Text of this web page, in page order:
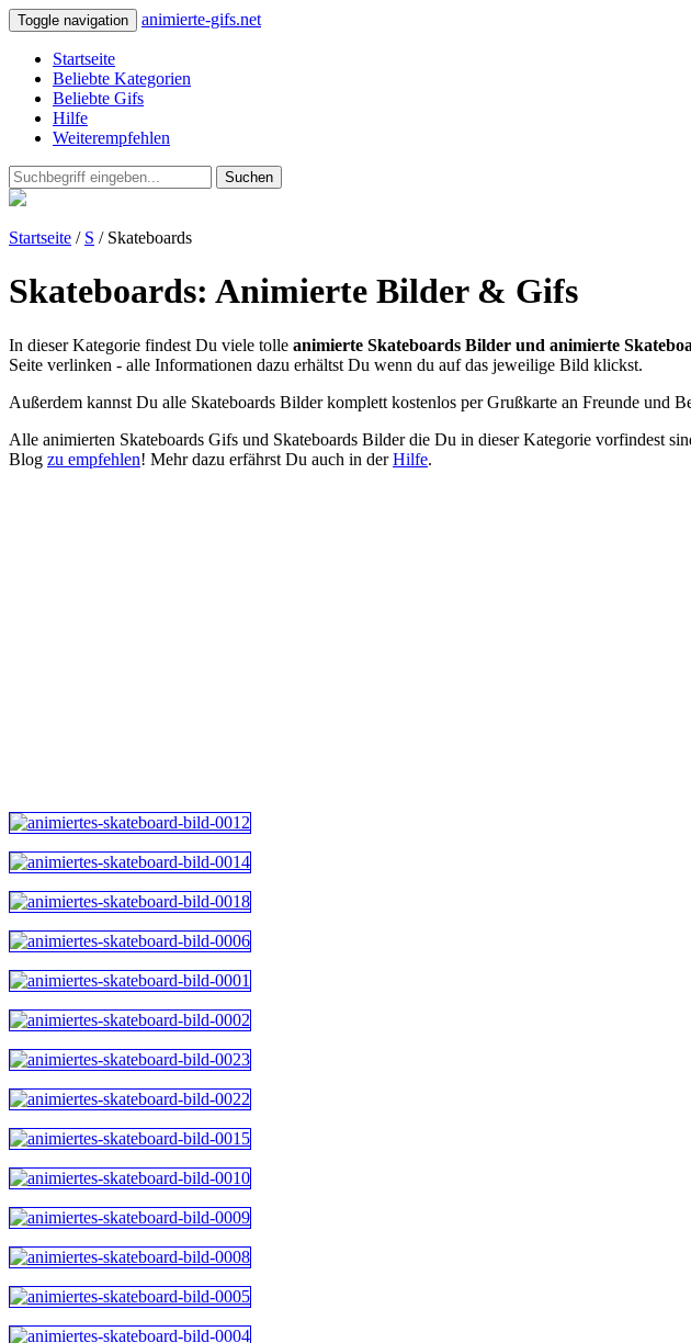
Toggle navigation animierte-gifs.net
Startseite
Beliebte Kategorien
Beliebte Gifs
Hilfe
Weiterempfehlen
Suchen
Startseite / S / Skateboards
Skateboards: Animierte Bilder & Gifs
In dieser Kategorie findest Du viele tolle animierte Skateboards Bilder und animierte
Seite verlinken - alle Informationen dazu erhältst Du wenn du auf das jeweilige Bild klickst.
Außerdem kannst Du alle Skateboards Bilder komplett kostenlos per Grußkarte an Freunde und
Alle animierten Skateboards Gifs und Skateboards Bilder die Du in dieser Kategorie vorfindest
Blog zu empfehlen! Mehr dazu erfährst Du auch in derHilfe.